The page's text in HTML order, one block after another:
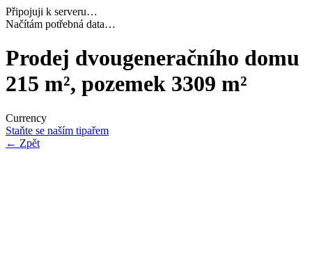
Připojuji k serveru…
Načítám potřebná data…
Prodej dvougeneračního domu
215 m², pozemek 3309 m²
Currency
Staňte se naším tipařem
← Zpět